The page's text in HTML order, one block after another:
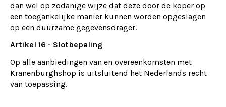
dan wel op zodanige wijze dat deze door de koper op
een toegankelijke manier kunnen worden opgeslagen
op een duurzame gegevensdrager.
Artikel 16 - Slotbepaling
Op alle aanbiedingen van en overeenkomsten met
Kranenburghshop is uitsluitend het Nederlands recht
van toepassing.